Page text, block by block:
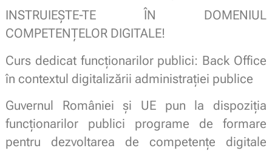
INSTRUIEȘTE-TE ÎN DOMENIUL
COMPETENȚELOR DIGITALE!
Curs dedicat funcționarilor publici: Back Office
în contextul digitalizării administrației publice
Guvernul României și UE pun la dispoziția
funcționarilor publici programe de formare
pentru dezvoltarea de competențe digitale